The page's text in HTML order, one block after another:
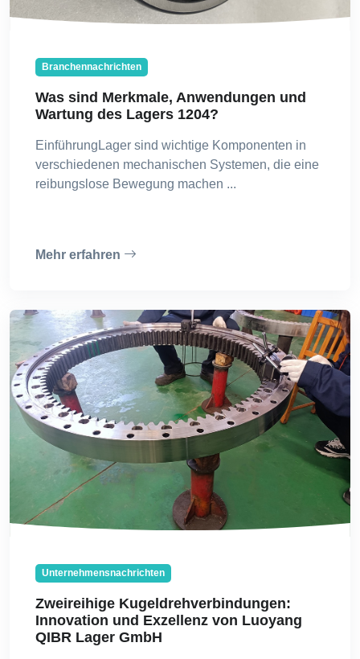
Branchennachrichten
Was sind Merkmale, Anwendungen und
Wartung des Lagers 1204?
EinführungLager sind wichtige Komponenten in
verschiedenen mechanischen Systemen, die eine
reibungslose Bewegung machen ...
Mehr erfahren
Unternehmensnachrichten
Zweireihige Kugeldrehverbindungen:
Innovation und Exzellenz von Luoyang
QIBR Lager GmbH